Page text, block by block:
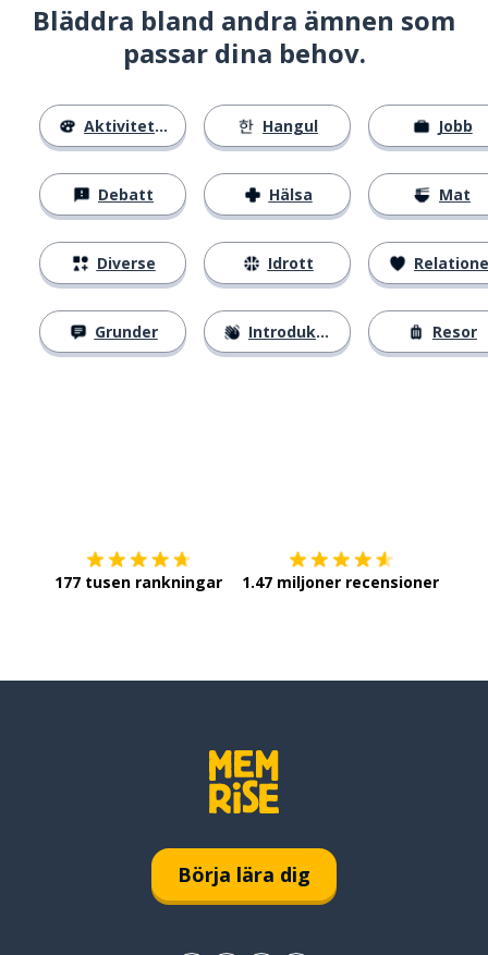
Bläddra bland andra ämnen som
passar dina behov.
Aktiviteter
Debatt
Diverse
Grunder
Hangul
Hälsa
Idrott
Introduktion
Jobb
Mat
Resor
177 tusen rankningar 1.47 miljoner recensioner
Börja lära dig